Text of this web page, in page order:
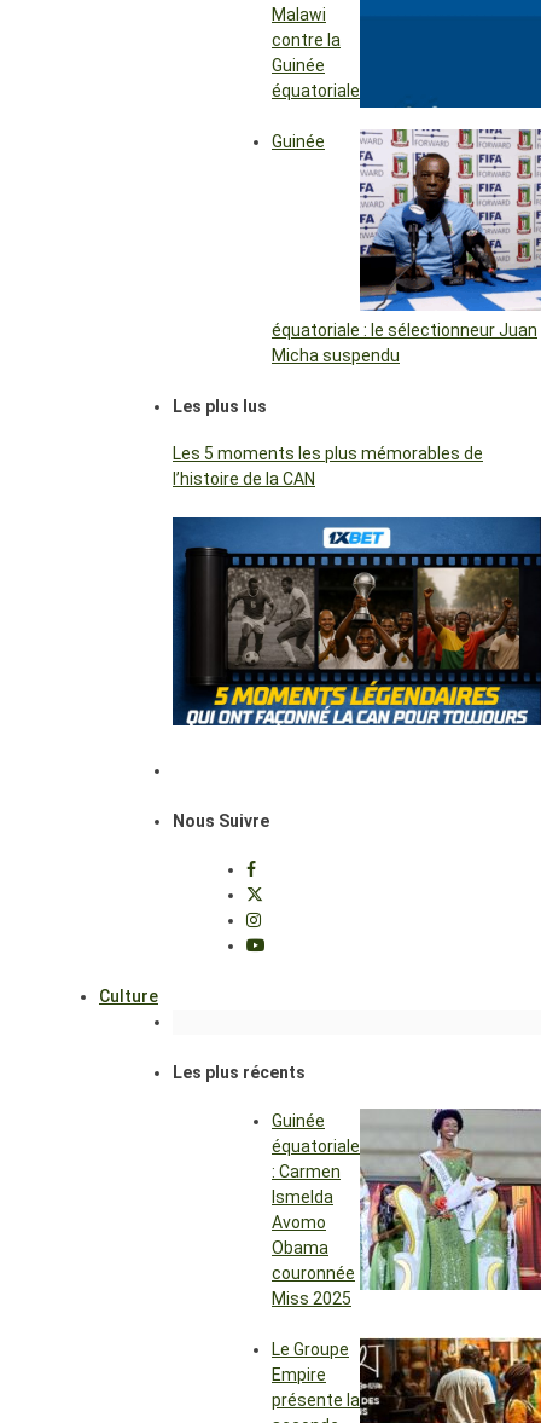
Malawi
contre la
Guinée
équatoriale
Guinée
équatoriale : le sélectionneur Juan
Micha suspendu
Les plus lus
Les 5 moments les plus mémorables de
l’histoire de la CAN
Nous Suivre
Culture
Les plus récents
Guinée
équatoriale
: Carmen
Ismelda
Avomo
Obama
couronnée
Miss 2025
Le Groupe
Empire
présente la